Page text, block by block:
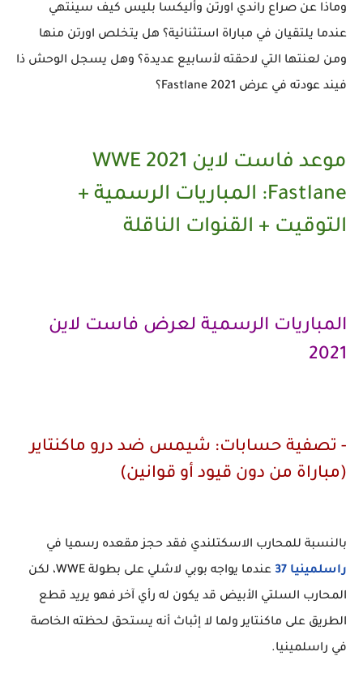
وماذا عن صراع راندي اورتن وأليكسا بليس كيف سينتهي
عندما يلتقيان في مباراة استثنائية؟ هل يتخلص اورتن منها
ومن لعنتها التي لاحقته لأسابيع عديدة؟ وهل يسجل الوحش ذا
فيند عودته في عرض Fastlane 2021؟
موعد فاست لاين 2021 WWE
Fastlane: المباريات الرسمية +
التوقيت + القنوات الناقلة
المباريات الرسمية لعرض فاست لاين
2021
- تصفية حسابات: شيمس ضد درو ماكنتاير
(مباراة من دون قيود أو قوانين)
بالنسبة للمحارب الاسكتلندي فقد حجز مقعده رسميا في
راسلمينيا 37
عندما يواجه بوبي لاشلي على بطولة WWE، لكن
المحارب السلتي الأبيض قد يكون له رأي آخر فهو يريد قطع
الطريق على ماكنتاير ولما لا إثباث أنه يستحق لحظته الخاصة
في راسلمينيا.